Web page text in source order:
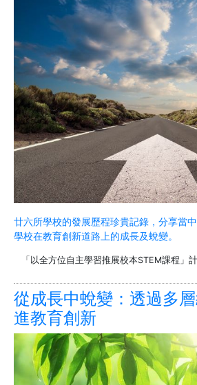
廿六所學校的發展歷程珍貴記錄，分享當
學校在教育創新道路上的成長及蛻變。
「以全方位自主學習推展校本STEM課程」
從成長中蛻變：透過多
進教育創新